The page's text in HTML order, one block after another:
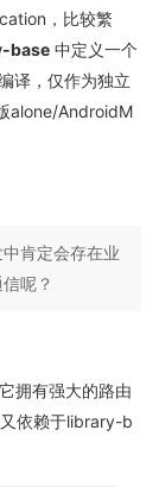
，比较繁
base 中定义一个
译，仅作为独立
alone/AndroidM
肯定会存在业
呢？
拥有强大的路由
依赖于library-b